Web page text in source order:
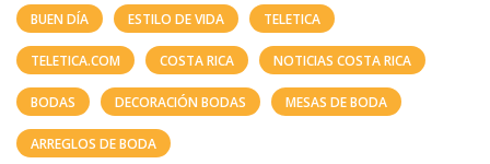
BUEN DÍA ESTILO DE VIDA TELETICA
TELETICA.COM COSTA RICA NOTICIAS COSTA RICA
BODAS DECORACIÓN BODAS MESAS DE BODA
ARREGLOS DE BODA